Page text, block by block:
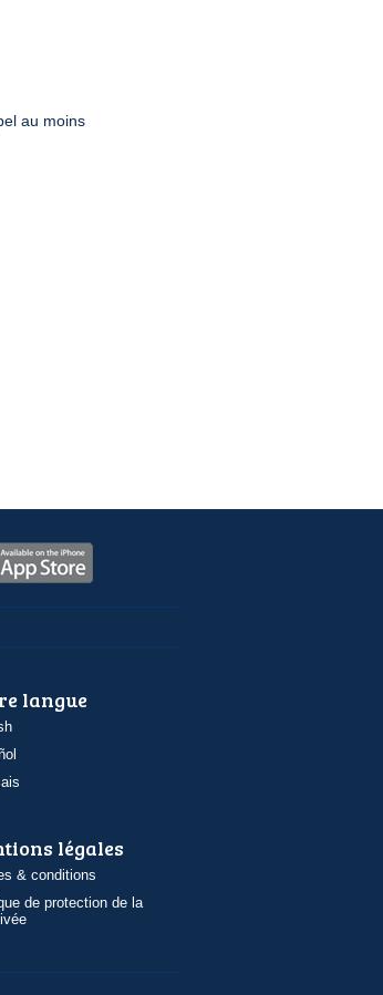
au moins
langue
légales
& conditions
de protection de la